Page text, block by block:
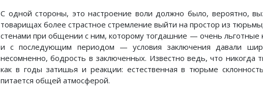
С одной стороны, это настроение воли должно было, вероятно,
товарищах более страстное стремление выйти на простор из
стенами при общении с ним, которому тогдашние — очень льготные
и с последующим периодом — условия заключения давали
несомненно, бодрость в заключенных. Известно ведь, что никогда
как в годы затишья и реакции: естественная в тюрьме
питается общей атмосферой.